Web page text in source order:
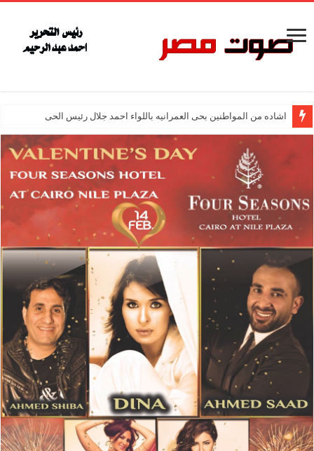
اشاده من المواطنين بحى العمرانيه باللواء احمد جلال رئيس الحى